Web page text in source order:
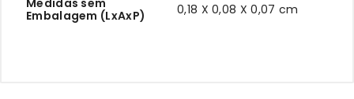
Medidas sem
Embalagem (LxAxP)
0,18 X 0,08 X 0,07 cm